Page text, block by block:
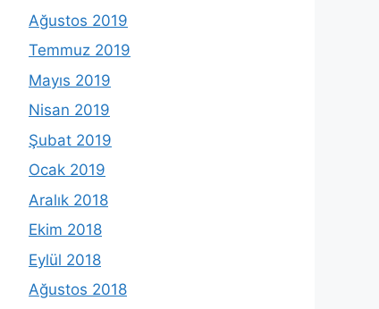
Ağustos 2019
Temmuz 2019
Mayıs 2019
Nisan 2019
Şubat 2019
Ocak 2019
Aralık 2018
Ekim 2018
Eylül 2018
Ağustos 2018